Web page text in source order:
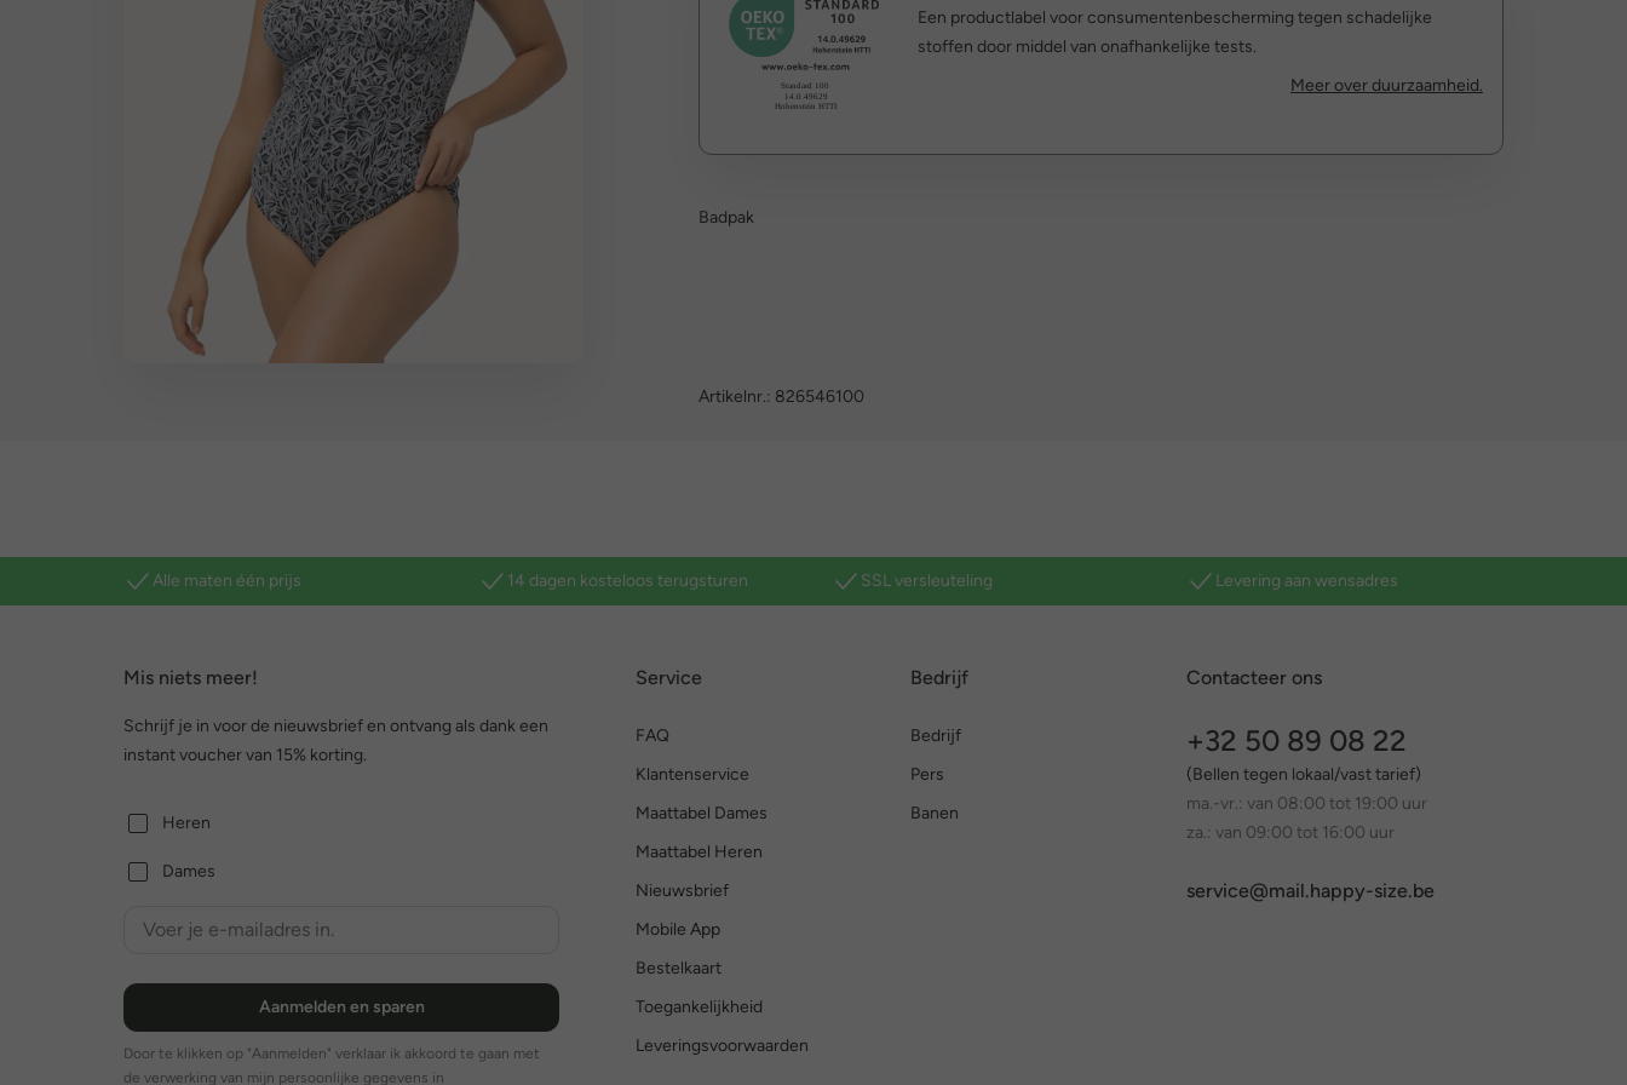
Een productlabel voor consumentenbescherming tegen schadelijke
stoffen door middel van onafhankelijke tests.
Meer over duurzaamheid.
Badpak
Artikelnr.: 826546100
Alle maten één prijs 14 dagen kosteloos terugsturen SSL versleuteling Levering aan wensadres
Mis niets meer!
Schrijf je in voor de nieuwsbrief en ontvang als dank een
instant voucher van 15% korting.
Heren
Dames
Aanmelden en sparen
Door te klikken op "Aanmelden" verklaar ik akkoord te gaan met
de verwerking van mijn persoonlijke gegevens in
Service
FAQ
Klantenservice
Maattabel Dames
Maattabel Heren
Nieuwsbrief
Mobile App
Bestelkaart
Toegankelijkheid
Leveringsvoorwaarden
Bedrijf
Bedrijf
Pers
Banen
Contacteer ons
+32 50 89 08 22
(Bellen tegen lokaal/vast tarief)
ma.-vr.: van 08:00 tot 19:00 uur
za.: van 09:00 tot 16:00 uur
service@mail.happy-size.be